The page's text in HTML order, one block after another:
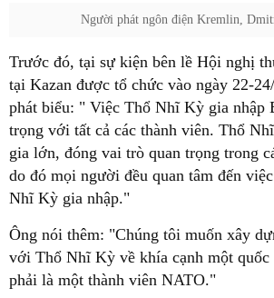
Người phát ngôn điện Kremlin,
Trước đó, tại sự kiện bên lề Hội nghị
tại Kazan được tổ chức vào ngày 22-
phát biểu: " Việc Thổ Nhĩ Kỳ gia nhập
trọng với tất cả các thành viên. Thổ
gia lớn, đóng vai trò quan trọng trong
do đó mọi người đều quan tâm đến
Nhĩ Kỳ gia nhập."
Ông nói thêm: "Chúng tôi muốn xây
với Thổ Nhĩ Kỳ về khía cạnh một quốc
phải là một thành viên NATO."